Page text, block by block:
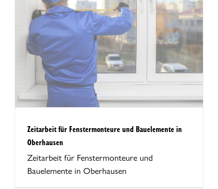
Zeitarbeit für Fenstermonteure und Bauelemente in
Oberhausen
Zeitarbeit für Fenstermonteure und
Bauelemente in Oberhausen